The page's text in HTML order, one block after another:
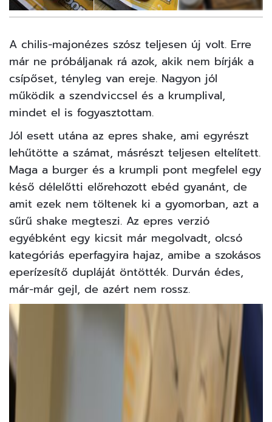
A chilis-majonézes szósz teljesen új volt. Erre
már ne próbáljanak rá azok, akik nem bírják a
csípőset, tényleg van ereje. Nagyon jól
működik a szendviccsel és a krumplival,
mindet el is fogyasztottam.
Jól esett utána az epres shake, ami egyrészt
lehűtötte a számat, másrészt teljesen eltelített.
Maga a burger és a krumpli pont megfelel egy
késő délelőtti előrehozott ebéd gyanánt, de
amit ezek nem töltenek ki a gyomorban, azt a
sűrű shake megteszi. Az epres verzió
egyébként egy kicsit már megolvadt, olcsó
kategóriás eperfagyira hajaz, amibe a szokásos
eperízesítő dupláját öntötték. Durván édes,
már-már gejl, de azért nem rossz.